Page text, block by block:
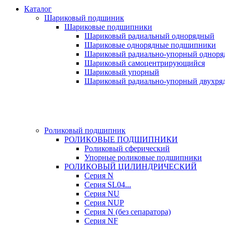
Каталог
Шариковый подшиник
Шариковые подшипники
Шариковый радиальный однорядный
Шариковые однорядные подшипники
Шариковый радиально-упорный
Шариковый самоцентрирующийся
Шариковый упорный
Шариковый радиально-упорный
Роликовый подшипник
РОЛИКОВЫЕ ПОДШИПНИКИ
Роликовый сферический
Упорные роликовые подшипники
РОЛИКОВЫЙ ЦИЛИНДРИЧЕСКИЙ
Серия N
Серия SL04...
Серия NU
Серия NUP
Серия N (без сепаратора)
Серия NF